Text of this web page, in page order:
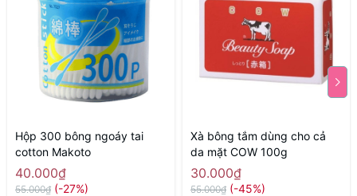
Hộp 300 bông ngoáy tai
cotton Makoto
40.000₫
55.000₫ (-27%)
Xà bông tắm dùng cho cả
da mặt COW 100g
30.000₫
55.000₫ (-45%)